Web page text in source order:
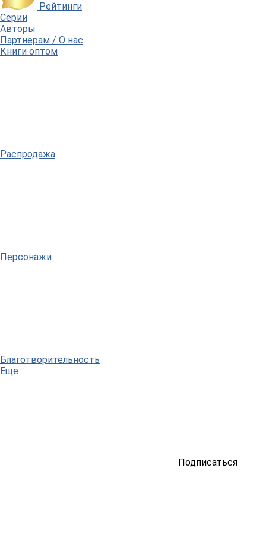
Рейтинги
Серии
Авторы
Партнерам / О нас
Книги оптом
Распродажа
Персонажи
Благотворительность
Еще
Подписаться